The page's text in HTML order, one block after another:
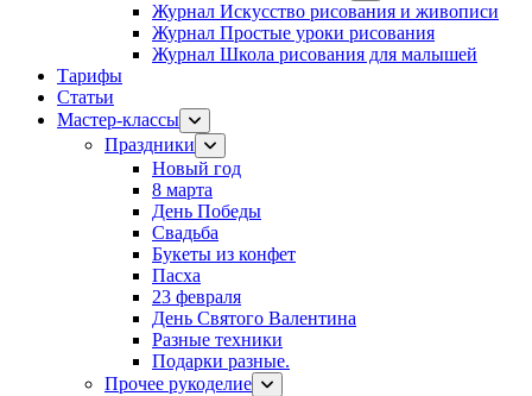
Журнал Искусство рисования и живописи
Журнал Простые уроки рисования
Журнал Школа рисования для малышей
Тарифы
Статьи
Мастер-классы
Праздники
Новый год
8 марта
День Победы
Свадьба
Букеты из конфет
Пасха
23 февраля
День Святого Валентина
Разные техники
Подарки разные.
Прочее рукоделие